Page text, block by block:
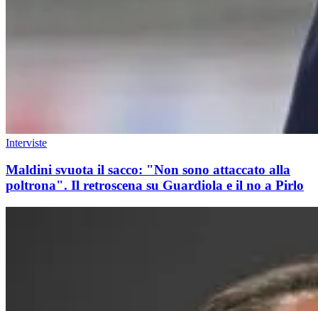
Interviste
Maldini svuota il sacco: "Non sono attaccato alla
poltrona". Il retroscena su Guardiola e il no a Pirlo